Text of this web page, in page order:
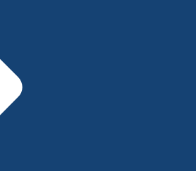
kan zetten om te innoveren.
voor duurzaam eten.
kan werken aan gezonde
kan bijdragen aan de
we voor staan.